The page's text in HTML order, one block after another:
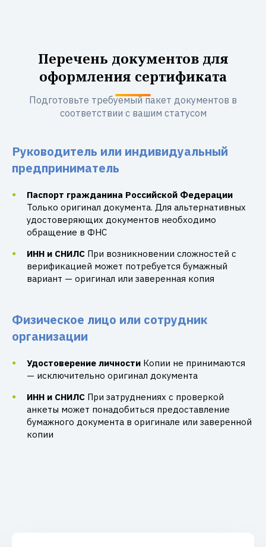
Перечень документов для
оформления сертификата
Подготовьте требуемый пакет документов в
соответствии с вашим статусом
Руководитель или индивидуальный
предприниматель
Паспорт гражданина Российской Федерации
Только оригинал документа. Для альтернативных
удостоверяющих документов необходимо
обращение в ФНС
ИНН и СНИЛС При возникновении сложностей с
верификацией может потребуется бумажный
вариант — оригинал или заверенная копия
Физическое лицо или сотрудник
организации
Удостоверение личности Копии не принимаются
— исключительно оригинал документа
ИНН и СНИЛС При затруднениях с проверкой
анкеты может понадобиться предоставление
бумажного документа в оригинале или заверенной
копии